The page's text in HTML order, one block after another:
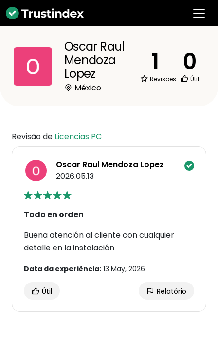
Oscar Raul
Mendoza
Lopez
México
1
Revisões
0
Útil
Revisão de Licencias PC
Oscar Raul Mendoza Lopez
2026.05.13
Todo en orden
Buena atención al cliente con cualquier
detalle en la instalación
Data da experiência: 13 May, 2026
Útil Relatório